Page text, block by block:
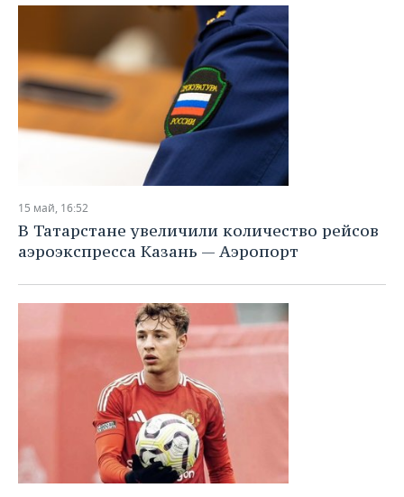
15 май, 16:52
В Татарстане увеличили количество рейсов
аэроэкспресса Казань — Аэропорт